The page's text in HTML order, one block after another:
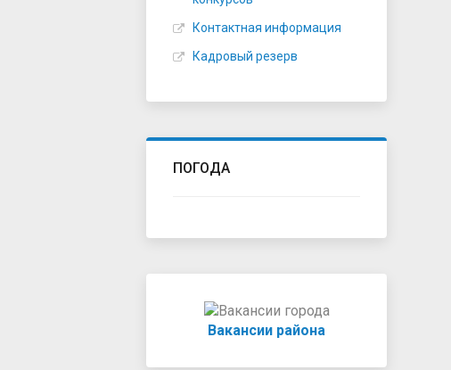
Контактная информация
Кадровый резерв
ПОГОДА
Вакансии района